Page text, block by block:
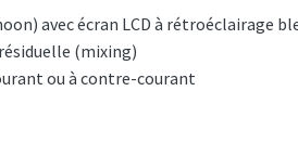
avec écran LCD à rétroéclairage
(mixing)
ou à contre-courant